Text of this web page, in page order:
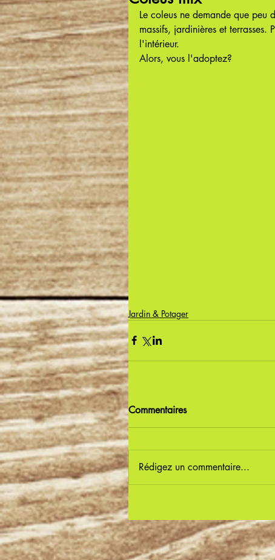
Le coleus ne demande que peu
massifs, jardinières et
l'intérieur.
Alors, vous l'adoptez?
Jardin & Potager
Commentaires
Rédigez un commentaire...